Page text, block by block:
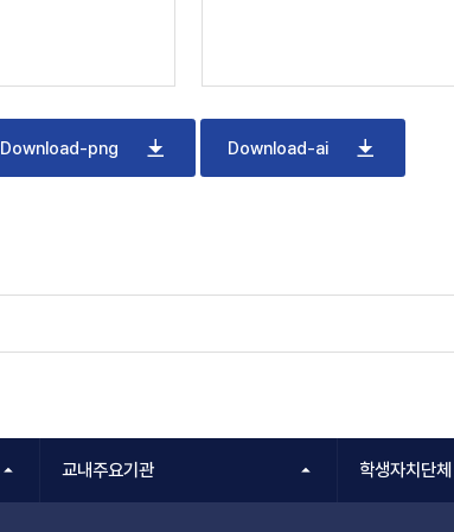
Download-png Download-ai
교내주요기관 학생자치단체